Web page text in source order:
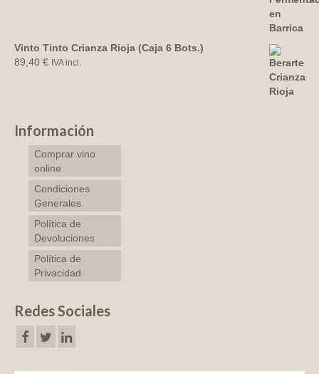
Vinto Tinto Crianza Rioja (Caja 6 Bots.)
89,40 € IVA incl.
Información
Comprar vino
online
Condiciones
Generales
Política de
Devoluciones
Política de
Privacidad
Redes Sociales